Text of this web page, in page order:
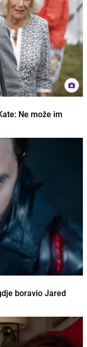
Ne može im
boravio Jared